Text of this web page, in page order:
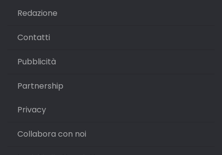
Redazione
Contatti
Pubblicità
Partnership
Privacy
Collabora con noi